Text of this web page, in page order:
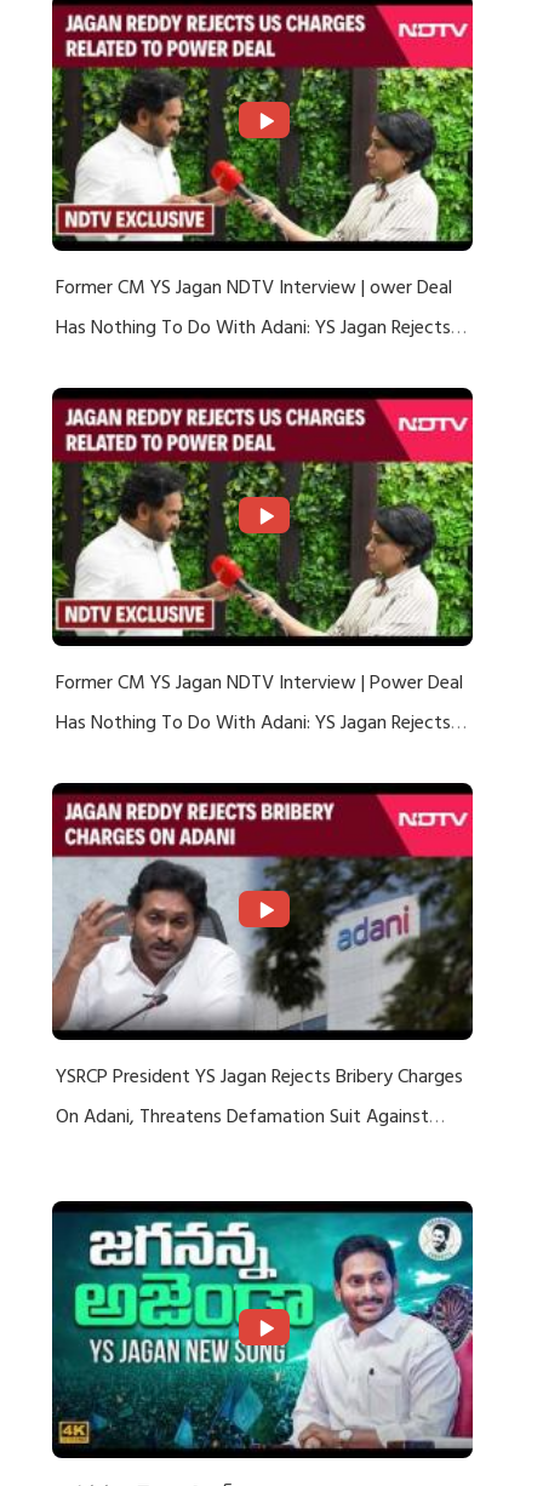
Former CM YS Jagan NDTV Interview | ower Deal
Has Nothing To Do With Adani: YS Jagan Rejects
Former CM YS Jagan NDTV Interview | Power Deal
Has Nothing To Do With Adani: YS Jagan Rejects
YSRCP President YS Jagan Rejects Bribery Charges
On Adani, Threatens Defamation Suit Against